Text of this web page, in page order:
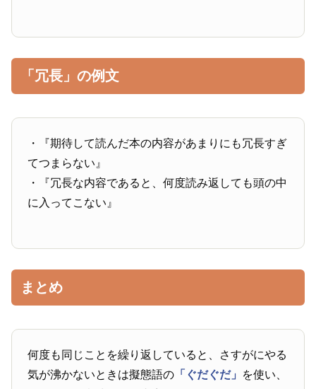
「冗長」の例文
・『期待して読んだ本の内容があまりにも冗長すぎ
てつまらない』
・『冗長な内容であると、何度読み返しても頭の中
に入ってこない』
まとめ
何度も同じことを繰り返していると、さすがにやる
気が沸かないときは擬態語の 「ぐだぐだ」 を使い、